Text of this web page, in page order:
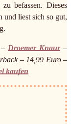
befassen. Dieses
liest sich so gut,
Droemer Knaur–
– 14,99 Euro –
kaufen